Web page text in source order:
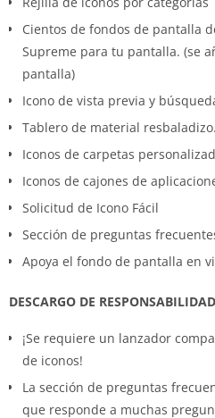
Cientos de fondos de pantalla
Supreme para tu pantalla. (se
pantalla)
Icono de vista previa y
Tablero de material resbaladizo.
Iconos de carpetas
Iconos de cajones de
Solicitud de Icono Fácil
Sección de preguntas
Apoya el fondo de pantalla en
DESCARGO DE RESPONSABILIDAD
¡Se requiere un lanzador
de iconos!
La sección de preguntas
que responde a muchas